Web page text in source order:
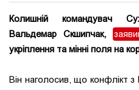
Колишній командувач
Вальдемар Скшипчак,
укріплення та мінні поля на
Він наголосив, що конфлікт